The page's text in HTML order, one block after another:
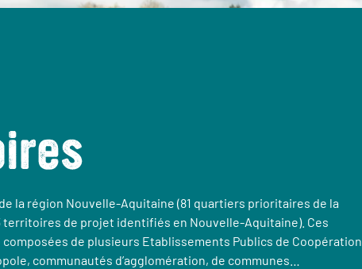
la région Nouvelle-Aquitaine (81 quartiers prioritaires de la
territoires de projet identifiés en Nouvelle-Aquitaine). Ces
de plusieurs Etablissements Publics de Coopération
communautés d’agglomération, de communes…